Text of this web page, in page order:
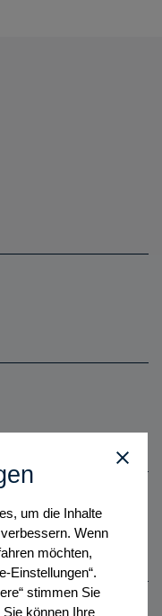
um die Inhalte
Wenn
möchten,
Einstellungen“.
stimmen Sie
können Ihre